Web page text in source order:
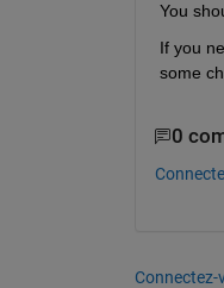
You
If you
some
0